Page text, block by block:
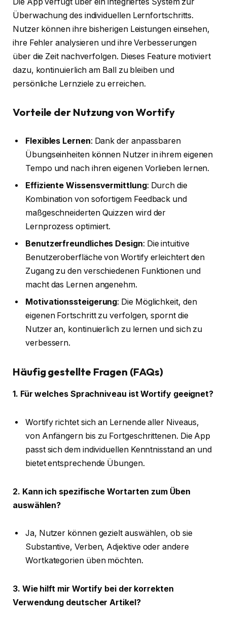
Überwachung des individuellen Lernfortschritts.
Nutzer können ihre bisherigen Leistungen einsehen,
ihre Fehler analysieren und ihre Verbesserungen
über die Zeit nachverfolgen. Dieses Feature motiviert
dazu, kontinuierlich am Ball zu bleiben und
persönliche Lernziele zu erreichen.
Vorteile der Nutzung von Wortify
Flexibles Lernen: Dank der anpassbaren
Übungseinheiten können Nutzer in ihrem eigenen
Tempo und nach ihren eigenen Vorlieben lernen.
Effiziente Wissensvermittlung: Durch die
Kombination von sofortigem Feedback und
maßgeschneiderten Quizzen wird der
Lernprozess optimiert.
Benutzerfreundliches Design: Die intuitive
Benutzeroberfläche von Wortify erleichtert den
Zugang zu den verschiedenen Funktionen und
macht das Lernen angenehm.
Motivationssteigerung: Die Möglichkeit, den
eigenen Fortschritt zu verfolgen, spornt die
Nutzer an, kontinuierlich zu lernen und sich zu
verbessern.
Häufig gestellte Fragen (FAQs)
1. Für welches Sprachniveau ist Wortify geeignet?
Wortify richtet sich an Lernende aller Niveaus,
von Anfängern bis zu Fortgeschrittenen. Die App
passt sich dem individuellen Kenntnisstand an und
bietet entsprechende Übungen.
2. Kann ich spezifische Wortarten zum Üben
auswählen?
Ja, Nutzer können gezielt auswählen, ob sie
Substantive, Verben, Adjektive oder andere
Wortkategorien üben möchten.
3. Wie hilft mir Wortify bei der korrekten
Verwendung deutscher Artikel?